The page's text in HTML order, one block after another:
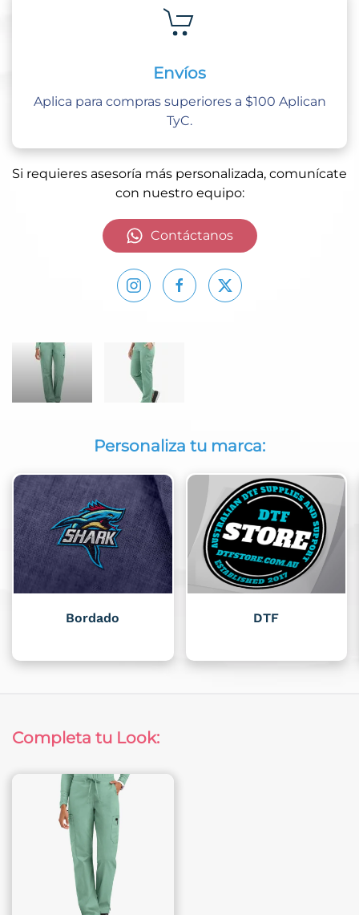
Personaliza tu marca:
Bordado DTF
Envíos
Aplica para compras superiores a $100 Aplican
TyC.
Si requieres asesoría más personalizada, comunícate
con nuestro equipo:
Contáctanos
Completa tu Look: